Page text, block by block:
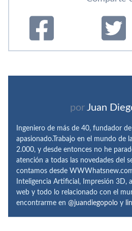
por Juan
Ingeniero de más de 40, fundador
apasionado.Trabajo en el mundo de
2.000, y desde entonces no he
atención a todas las novedades del
contamos desde
Inteligencia Artificial, Impresión 3D,
web y todo lo relacionado con el
encontrarme en @juandiegopolo y